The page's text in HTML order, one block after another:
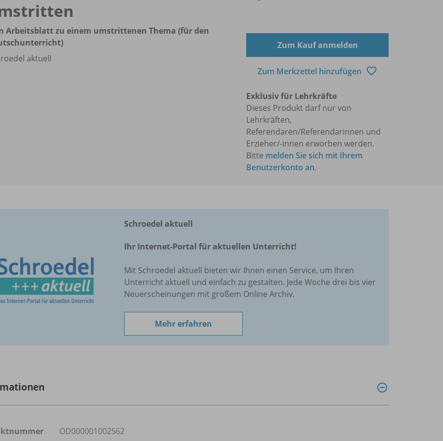
Arbeitsblatt zu einem umstrittenen Thema (für den
aktuell
Zum Kauf anmelden
Zum Merkzettel hinzufügen
Exklusiv für Lehrkräfte
Dieses Produkt darf nur von
Lehrkräften,
Referendaren/Referendarinnen und
Erzieher/-innen erworben werden.
Bitte melden Sie sich mit Ihrem
Benutzerkonto an.
Schroedel aktuell
Ihr Internet-Portal für aktuellen Unterricht!
Mit Schroedel aktuell bieten wir Ihnen einen Service, um Ihren
Unterricht aktuell und einfach zu gestalten. Jede Woche drei bis vier
Neuerscheinungen mit großem Online Archiv.
Mehr erfahren
OD000001002562